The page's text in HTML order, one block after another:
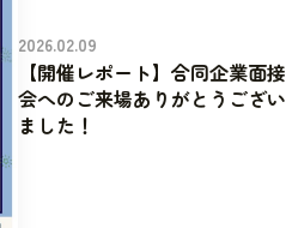
2026.02.09
【開催レポート】合同企業面接
会へのご来場ありがとうござい
ました！